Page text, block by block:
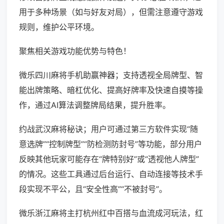
用于多种场景（如与好友对局），但需注意遵守游戏
规则，维护公平环境。
聚焦相关游戏功能优势与特色！
微乐四川麻将手机助赢神器；支持透视全局牌型、智
能出牌策略、暗杠优化、提高好牌率及快速自摸等操
作，通过AI算法调整牌局结果，提升胜率。
约战武汉麻将秘诀；用户可通过第三方软件实现“随
意选牌”“控制牌型”“防检测防封号”等功能，部分用户
反映其他玩家可能存在“牌特别好”或“透视他人牌型”
的情况。这些工具通过后台运行、自动连接等技术手
段实现不平公，且“安全性高”“不被封号”。
微乐浙江麻将主打杭州红中百搭与血流成河玩法，红